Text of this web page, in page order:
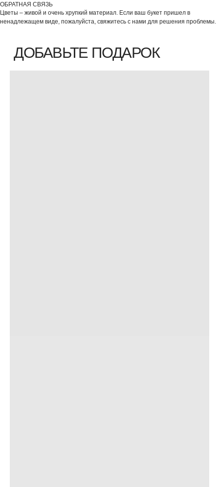
ОБРАТНАЯ СВЯЗЬ
Цветы – живой и очень хрупкий материал. Если ваш букет пришел в
ненадлежащем виде, пожалуйста, свяжитесь с нами для решения проблемы.